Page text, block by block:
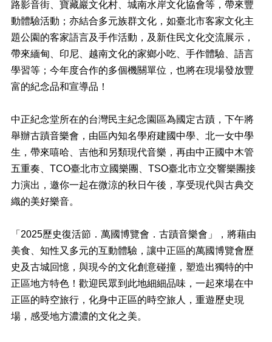
資
料
專
區
退
人
員
專
區
個
人
資
護
專
區
無
障
礙
專
路影音街、寶藏巖文化村、城南水岸文化協會等，帶來豐
動體驗活動；亦結合多元族群文化，如臺北市客家文化主
題公園的客家語言及手作活動，及新住民文化交流展示，
帶來緬甸、印尼、越南文化的家鄉小吃、手作體驗、語言
學習等；今年度合作的多個機關單位，也將在現場發放豐
富的紀念品和宣導品！
中正紀念堂所在的台灣民主紀念園區為國定古蹟，下午將
舉辦古蹟音樂會，由區內知名學府建國中學、北一女中學
生，帶來嘻哈、吉他和另類現代音樂，再由中正國中木管
五重奏、TCO臺北市立國樂團、TSO臺北市立交響樂團接
力演出，邀你一起在微涼的秋日午後，享受現代與古典交
織的美好樂音。
「2025歷史復活節．萬國博覽會．古蹟音樂會」，將藉由
美食、知性又多元的互動體驗，讓中正區的萬國博覽會歷
史及古城回憶，與現今的文化創意碰撞，塑造出獨特的中
正區地方特色！歡迎民眾到此地細細品味，一起來場在中
正區的時空旅行，化身中正區的時空旅人，重遊歷史現
場，感受地方濃濃的文化之美。